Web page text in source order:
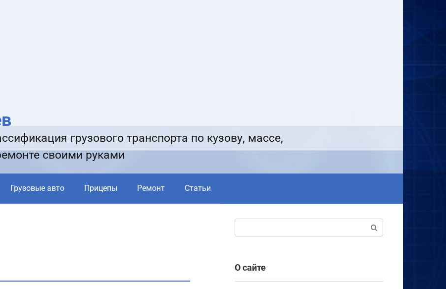
грузового транспорта по кузову, массе,
своими руками
Грузовые авто Прицепы Ремонт Статьи
О сайте